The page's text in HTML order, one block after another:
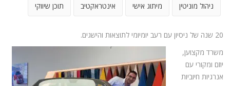
ניהול מוניטין מיתוג אישי אינטראקטיב תוכן שיווקי
20 שנה של ניסיון עם רעב יומיומי לתוצאות והישגים.
משרד מקצוען,
יוזם ומקורי עם
אנרגיות חיוביות